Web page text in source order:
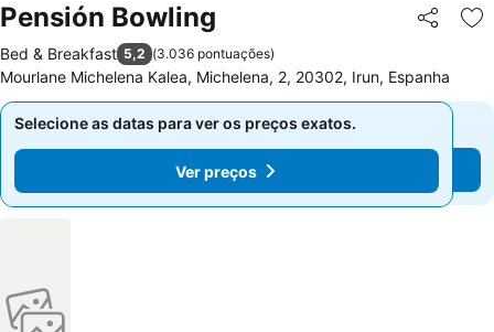
Pensión Bowling Partilhar
Bed & Breakfast 5,2 (3.036 pontuações)
Mourlane Michelena Kalea, Michelena, 2, 20302, Irun, Espanha
Selecione as datas para ver os preços exatos.
Ver preços
Selecione as datas para ver os preços exatos.
Ver preços